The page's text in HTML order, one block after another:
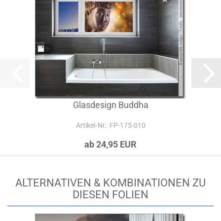
Glasdesign Buddha
Artikel‑Nr.: FP-175-010
ab 24,95 EUR
ALTERNATIVEN & KOMBINATIONEN ZU
DIESEN FOLIEN